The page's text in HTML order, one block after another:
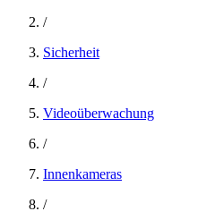
/
Sicherheit
/
Videoüberwachung
/
Innenkameras
/